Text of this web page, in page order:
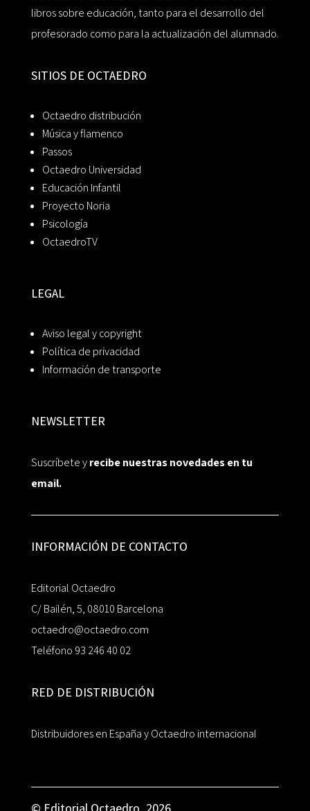
libros sobre educación, tanto para el desarrollo del
profesorado como para la actualización del alumnado.
SITIOS DE OCTAEDRO
Octaedro distribución
Música y flamenco
Passos
Octaedro Universidad
Educación Infantil
Proyecto Noria
Psicología
OctaedroTV
LEGAL
Aviso legal y copyright
Política de privacidad
Información de transporte
NEWSLETTER
Suscríbete yrecibe nuestras novedades en tu
email.
INFORMACIÓN DE CONTACTO
Editorial Octaedro
C/ Bailén, 5, 08010 Barcelona
octaedro@octaedro.com
Teléfono 93 246 40 02
RED DE DISTRIBUCIÓN
Distribuidores en España y Octaedro internacional
© Editorial Octaedro, 2026